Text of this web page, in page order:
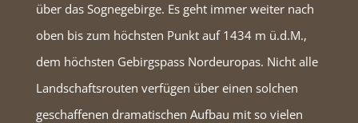
über das Sognegebirge. Es geht immer weiter nach
oben bis zum höchsten Punkt auf 1434 m ü.d.M.,
dem höchsten Gebirgspass Nordeuropas. Nicht alle
Landschaftsrouten verfügen über einen solchen
geschaffenen dramatischen Aufbau mit so vielen